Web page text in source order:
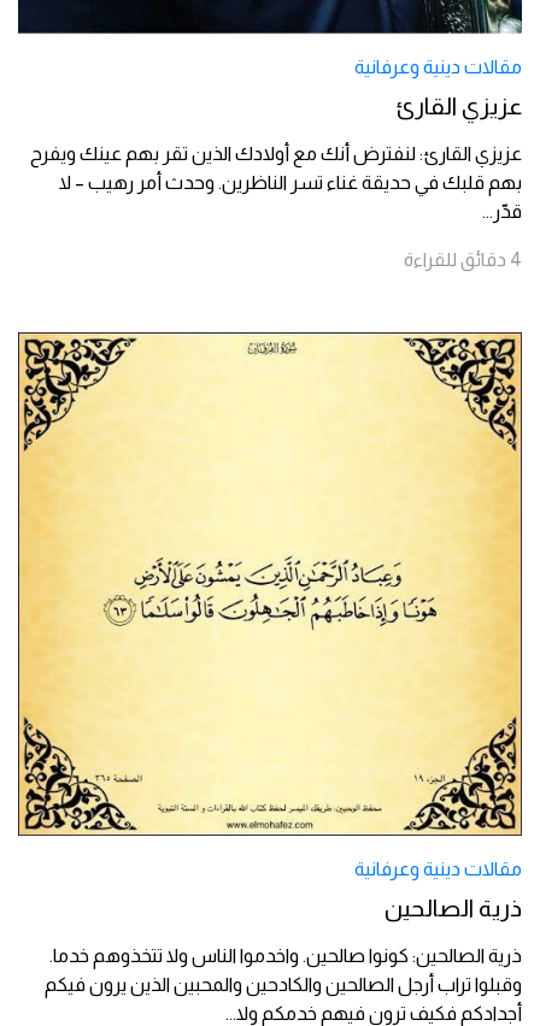
مقالات دينية وعرفانية
عزيزي القارئ
عزيزي القارئ: لنفترض أنك مع أولادك الذين تقر بهم عينك ويفرح
بهم قلبك في حديقة غناء تسر الناظرين. وحدث أمر رهيب – لا
قدّر ...
4 دقائق للقراءة
مقالات دينية وعرفانية
ذرية الصالحين
ذرية الصالحين: كونوا صالحين. واخدموا الناس ولا تتخذوهم خدما.
وقبلوا تراب أرجل الصالحين والكادحين والمحبين الذين يرون فيكم
أجدادكم فكيف ترون فيهم خدمكم ولا...